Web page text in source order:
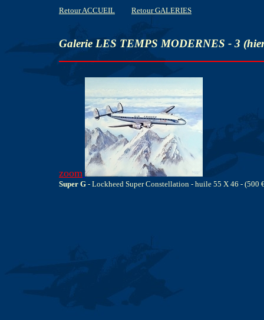
Retour ACCUEIL Retour GALERIES
Galerie LES TEMPS MODERNES - 3
zoom
Super G - Lockheed Super Constellation - huile 55 X 46 - (500